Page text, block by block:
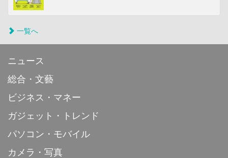
一覧へ
ニュース
総合・文藝
ビジネス・マネー
ガジェット・トレンド
パソコン・モバイル
カメラ・写真